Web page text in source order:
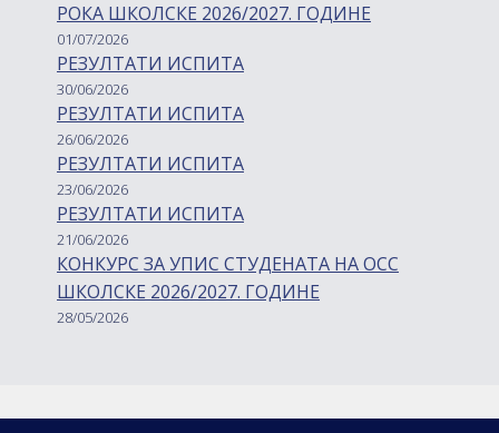
РОКА ШКОЛСКЕ 2026/2027. ГОДИНЕ
01/07/2026
РЕЗУЛТАТИ ИСПИТА
30/06/2026
РЕЗУЛТАТИ ИСПИТА
26/06/2026
РЕЗУЛТАТИ ИСПИТА
23/06/2026
РЕЗУЛТАТИ ИСПИТА
21/06/2026
КОНКУРС ЗА УПИС СТУДЕНАТА НА ОСС
ШКОЛСКЕ 2026/2027. ГОДИНЕ
28/05/2026